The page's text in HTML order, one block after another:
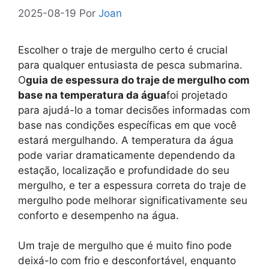
2025-08-19 Por Joan
Escolher o traje de mergulho certo é crucial
para qualquer entusiasta de pesca submarina.
Oguia de espessura do traje de mergulho com
base na temperatura da águafoi projetado
para ajudá-lo a tomar decisões informadas com
base nas condições específicas em que você
estará mergulhando. A temperatura da água
pode variar dramaticamente dependendo da
estação, localização e profundidade do seu
mergulho, e ter a espessura correta do traje de
mergulho pode melhorar significativamente seu
conforto e desempenho na água.
Um traje de mergulho que é muito fino pode
deixá-lo com frio e desconfortável, enquanto